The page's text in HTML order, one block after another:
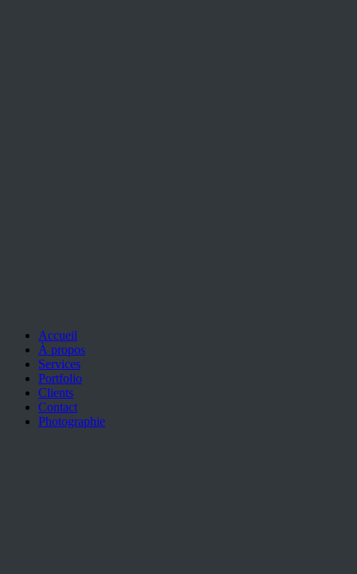
Accueil
À propos
Services
Portfolio
Clients
Contact
Photographie